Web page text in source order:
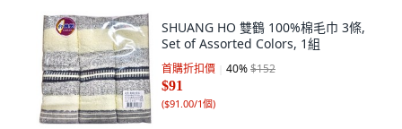
SHUANG HO 雙鶴 100%棉毛巾 3條,
Set of Assorted Colors, 1組
首購折扣價 40%$152
$91
($91.00/1個)